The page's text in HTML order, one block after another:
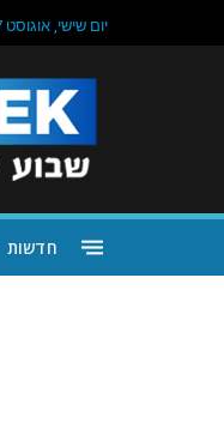
יום שישי, אוגוסט 7
חדשות